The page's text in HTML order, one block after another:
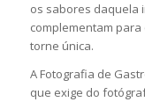
os sabores daquela
complementam
torne única.
A Fotografia de
que exige do